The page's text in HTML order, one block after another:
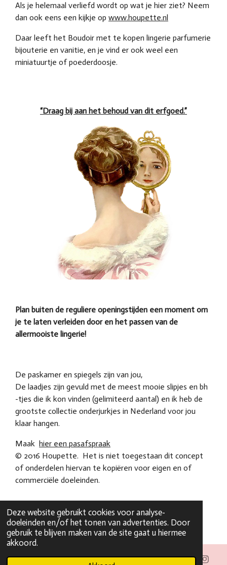
Deze website gebruikt cookies voor analyse-
doeleinden en/of het tonen van advertenties. Door
gebruik te blijven maken van de site gaat u hiermee
akkoord.
Als je helemaal verliefd wordt op wat je hier ziet? Neem
dan ook eens een kijkje op www.houpette.nl
Daar leeft het Boudoir met te kopen lingerie parfumerie
bijouterie en vanitie, en je vind er ook weel een
miniatuurtje of poederdoosje.
“Draag bij aan het behoud van dit erfgoed.”
Plan buiten de reguliere openingstijden een moment om
je te laten verleiden door en het passen van de
allermooiste lingerie!
De paskamer en spiegels zijn van jou,
De laadjes zijn gevuld met de meest mooie slipjes en bh
-tjes die ik kon vinden (gelimiteerd aantal) en ik heb de
grootste collectie onderjurkjes in Nederland voor jou
klaar hangen.
Maak hier een pasafspraak
© 2016 Houpette. Het is niet toegestaan dit concept
of onderdelen hiervan te kopiëren voor eigen en of
commerciële doeleinden.